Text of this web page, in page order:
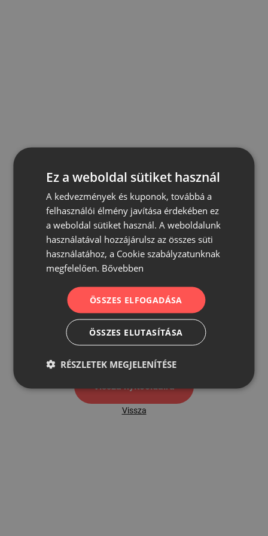
500
Vissza nyítóoldalra
Vissza
Ez a weboldal sütiket használ
A kedvezmények és kuponok, továbbá a
felhasználói élmény javítása érdekében ez
a weboldal sütiket használ. A weboldalunk
használatával hozzájárulsz az összes süti
használatához, a Cookie szabályzatunknak
megfelelően. Bővebben
ÖSSZES ELFOGADÁSA
ÖSSZES ELUTASÍTÁSA
RÉSZLETEK MEGJELENÍTÉSE